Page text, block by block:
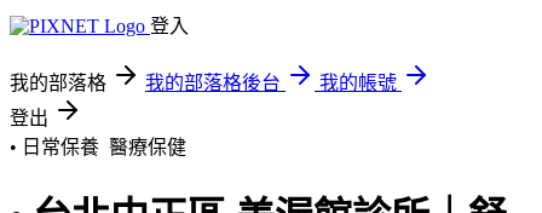
登入
我的部落格 我的部落格後台
我的帳號
登出
• 日常保養 醫療保健